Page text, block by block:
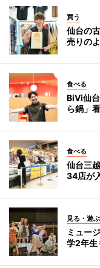
買う
仙台の
売りの
食べる
BiVi仙
ら鍋」
食べる
仙台三
34店が
見る・遊ぶ
ミュー
学2年生